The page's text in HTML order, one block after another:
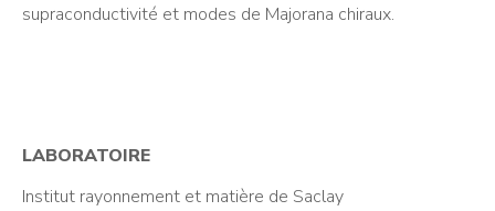
supraconductivité et modes de Majorana chiraux.
LABORATOIRE
Institut rayonnement et matière de Saclay